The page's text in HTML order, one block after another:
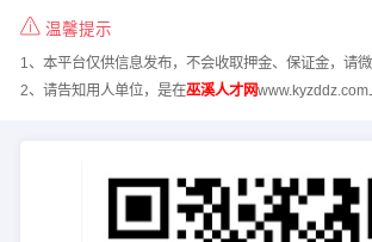
温馨提示
1、本平台仅供信息发布，不会收取押金、保证金，请微
2、请告知用人单位，是在巫溪人才网www.kyzddz.com